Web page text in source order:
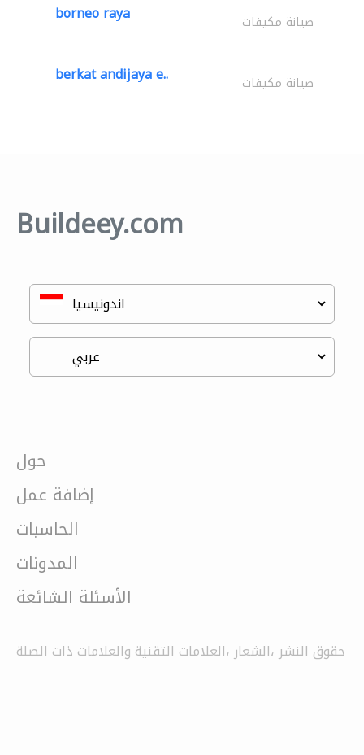
borneo raya صيانة مكيفات
berkat andijaya e.. صيانة مكيفات
Buildeey.com
حول
إضافة عمل
الحاسبات
المدونات
الأسئلة الشائعة
حقوق النشر ،الشعار ،العلامات التقنية والعلامات ذات الصلة